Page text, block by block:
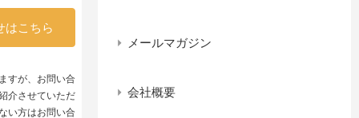
はこちら
すが、お問い合
介させていただ
い方はお問い合
メールマガジン
会社概要